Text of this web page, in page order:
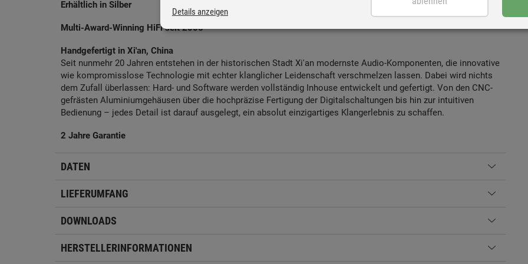
Erhältlich in Silber
Multi-Award-Winning HiFi seit 2006
Handgefertigt in Xi'an, China
Seit nunmehr 20 Jahren entstehen in der historischen Stadt Xi'an modernste Audio-Komponenten, die innovative
wie kompromisslose Technologie mit echter klanglicher Leidenschaft verschmelzen lassen. Dabei wird nichts
dem Zufall überlassen: Hard- und Software werden vollständig Inhouse entwickelt und gefertigt. Von den CNC-
gefrästen Aluminiumgehäusen über die hochpräzise Fertigung der Digitalschaltungen bis hin zur intuitiven
Bedienung – jedes Detail ist darauf ausgelegt, ein absolut einzigartiges Klangerlebnis zu schaffen.
2 Jahre Garantie
DATEN
LIEFERUMFANG
DOWNLOADS
HERSTELLERINFORMATIONEN
Details anzeigen